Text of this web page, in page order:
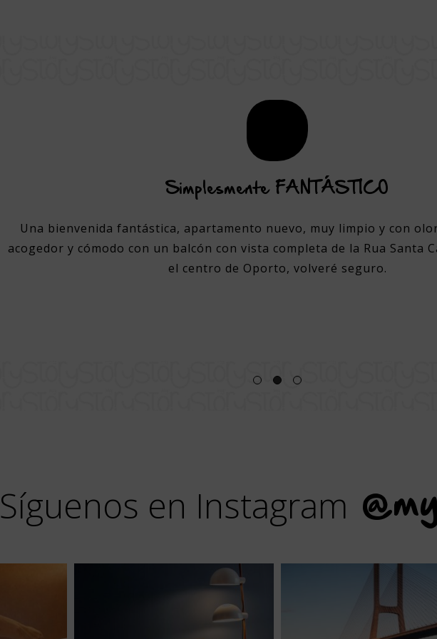
Simplesmente FANTÁSTICO
Una bienvenida fantástica, apartamento nuevo, muy limpio y con
acogedor y cómodo con un balcón con vista completa de la Rua Santa
el centro de Oporto, volveré seguro.
Síguenos en Instagram